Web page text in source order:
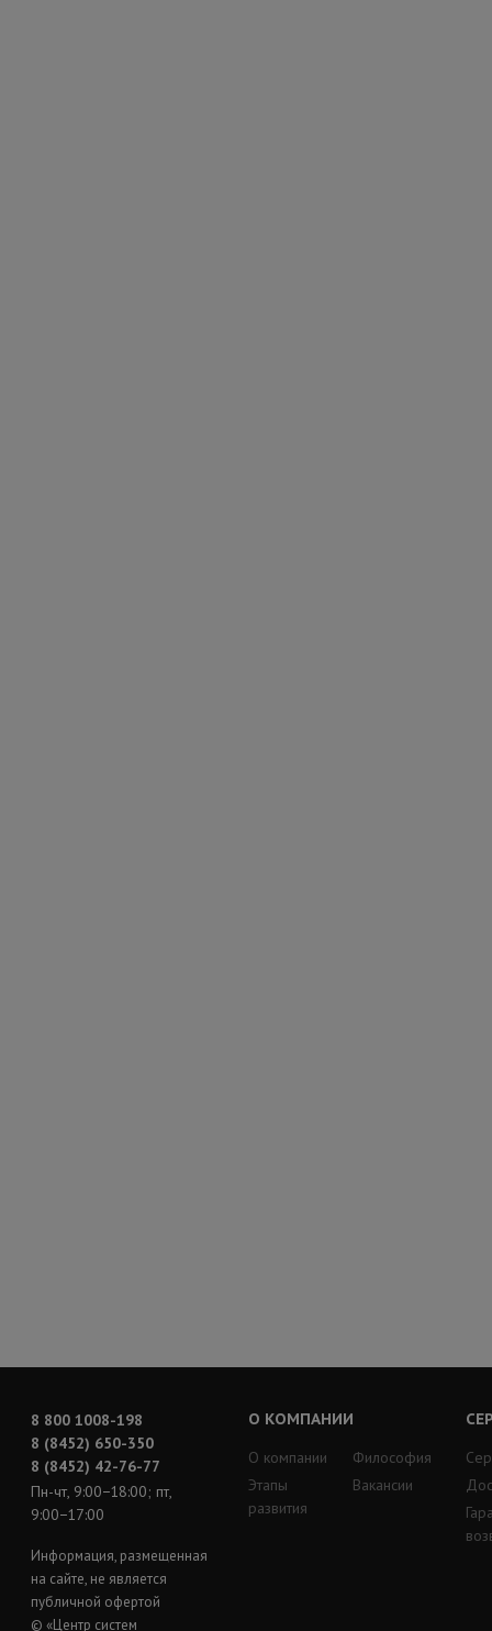
8 800 1008-198
8 (8452) 650-350
8 (8452) 42-76-77
Пн-чт, 9:00−18:00; пт,
9:00−17:00
Информация, размещенная
на сайте, не является
публичной офертой
© «Центр систем
О КОМПАНИИ
О компании
Этапы
развития
Философия
Вакансии